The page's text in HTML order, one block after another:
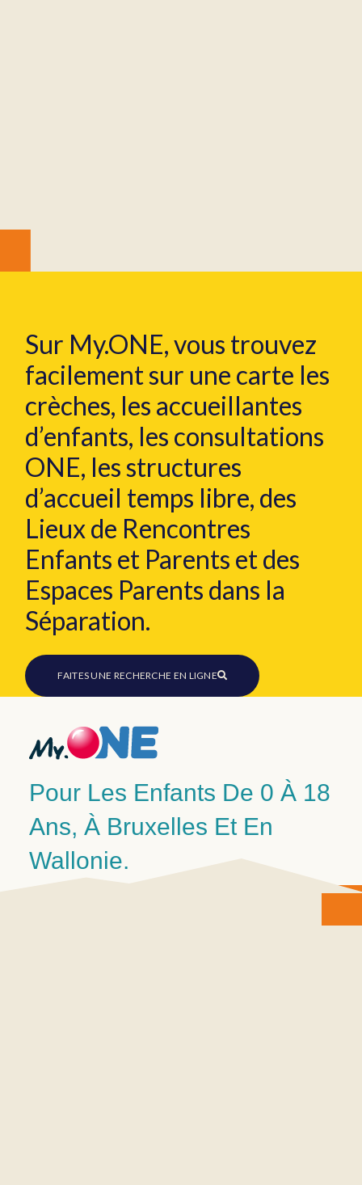
Sur My.ONE, vous trouvez
facilementsur une carte les
crèches, les accueillantes
d’enfants, les consultations
ONE, les structures
d’accueil temps libre, des
Lieux de Rencontres
Enfants et Parents et des
Espaces Parents dans la
Séparation.
FAITES UNE RECHERCHE EN LIGNE
Pour Les Enfants De 0 À 18
Ans, À Bruxelles Et En
Wallonie.